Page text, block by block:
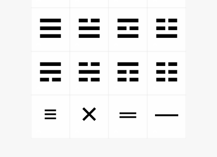
☰
☱ ☲
☳
☴
☵ ☶
☷
≡
✕ ═ ━